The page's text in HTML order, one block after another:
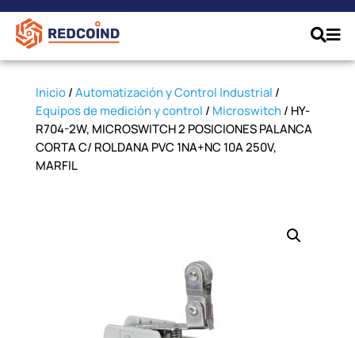
Inicio/Automatización y Control Industrial /
Equipos de medición y control / Microswitch/ HY-
R704-2W, MICROSWITCH 2 POSICIONES PALANCA
CORTA C/ ROLDANA PVC 1NA+NC 10A 250V,
MARFIL